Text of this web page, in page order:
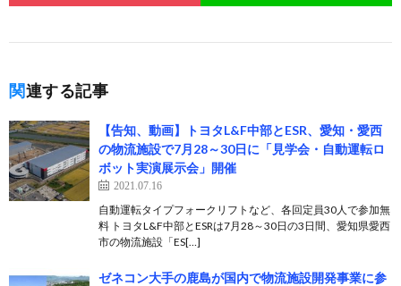
関連する記事
【告知、動画】トヨタL&F中部とESR、愛知・愛西
の物流施設で7月28～30日に「見学会・自動運転ロ
ボット実演展示会」開催
2021.07.16
自動運転タイプフォークリフトなど、各回定員30人で参加無
料 トヨタL&F中部とESRは7月28～30日の3日間、愛知県愛西
市の物流施設「ES[…]
ゼネコン大手の鹿島が国内で物流施設開発事業に参